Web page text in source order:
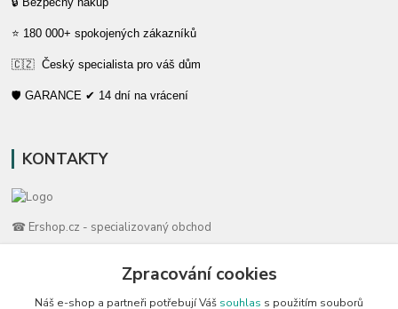
⭐ 180 000+ spokojených zákazníků
🇨🇿 Český specialista pro váš dům
🛡️ GARANCE ✔ 14 dní na vrácení
KONTAKTY
☎ Ershop.cz - specializovaný obchod
🛡️ Zákaznická podpora
📞 728 007 997
Zpracování cookies
Náš e-shop a partneři potřebují Váš souhlas s použitím souborů